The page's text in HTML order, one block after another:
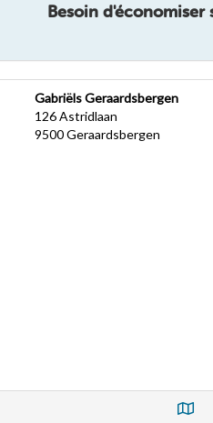
Besoin
Gabriëls Geraardsbergen
126 Astridlaan
9500Geraardsbergen